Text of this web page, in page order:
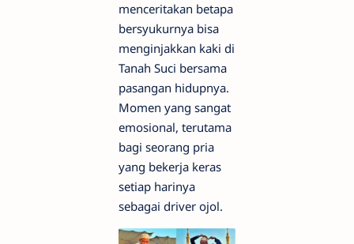
menceritakan betapa
bersyukurnya bisa
menginjakkan kaki di
Tanah Suci bersama
pasangan hidupnya.
Momen yang sangat
emosional, terutama
bagi seorang pria
yang bekerja keras
setiap harinya
sebagai driver ojol.